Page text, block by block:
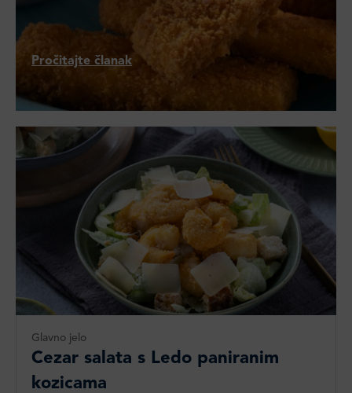
Pročitajte članak
Glavno jelo
Cezar salata s Ledo paniranim
kozicama